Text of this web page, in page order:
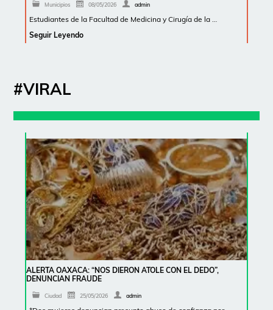
Municipios 08/05/2026 admin
Estudiantes de la Facultad de Medicina y Cirugía de la …
Seguir Leyendo
#VIRAL
ALERTA OAXACA: “NOS DIERON ATOLE CON EL DEDO”,
DENUNCIAN FRAUDE
Ciudad 25/05/2026 admin